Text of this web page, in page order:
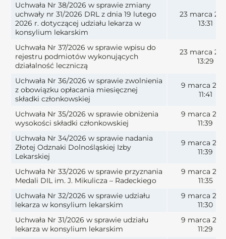
Uchwała Nr 38/2026 w sprawie zmiany
uchwały nr 31/2026 DRL z dnia 19 lutego
2026 r. dotyczącej udziału lekarza w
konsylium lekarskim
23 marca
13:31
Uchwała Nr 37/2026 w sprawie wpisu do
rejestru podmiotów wykonujących
działalność leczniczą
23 marca
13:29
Uchwała Nr 36/2026 w sprawie zwolnienia
z obowiązku opłacania miesięcznej
składki członkowskiej
9 marca
11:41
Uchwała Nr 35/2026 w sprawie obniżenia
wysokości składki członkowskiej
9 marca
11:39
Uchwała Nr 34/2026 w sprawie nadania
Złotej Odznaki Dolnośląskiej Izby
Lekarskiej
9 marca
11:39
Uchwała Nr 33/2026 w sprawie przyznania
Medali DIL im. J. Mikulicza – Radeckiego
9 marca
11:35
Uchwała Nr 32/2026 w sprawie udziału
lekarza w konsylium lekarskim
9 marca
11:30
Uchwała Nr 31/2026 w sprawie udziału
lekarza w konsylium lekarskim
9 marca
11:29